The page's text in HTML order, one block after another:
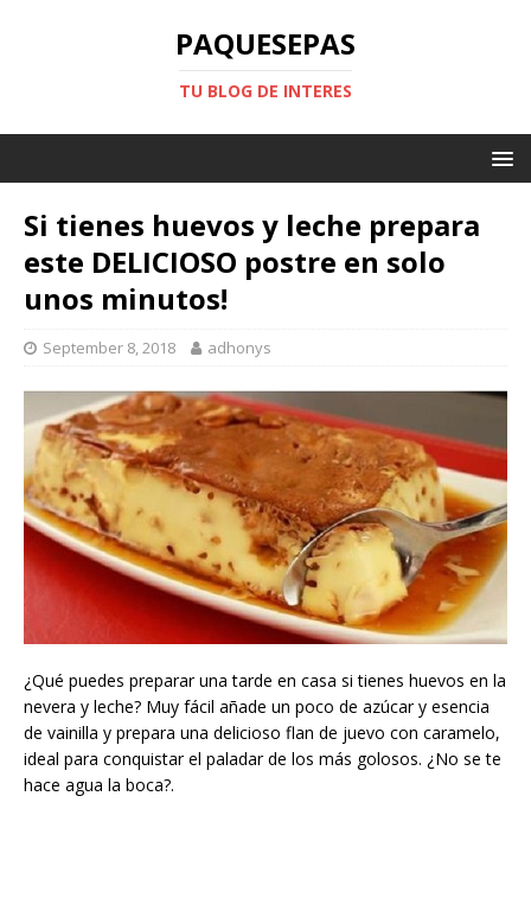
PAQUESEPAS
TU BLOG DE INTERES
Si tienes huevos y leche prepara
este DELICIOSO postre en solo
unos minutos!
September 8, 2018 adhonys
¿Qué puedes preparar una tarde en casa si tienes huevos en la
nevera y leche? Muy fácil añade un poco de azúcar y esencia
de vainilla y prepara una delicioso flan de juevo con caramelo,
ideal para conquistar el paladar de los más golosos. ¿No se te
hace agua la boca?.